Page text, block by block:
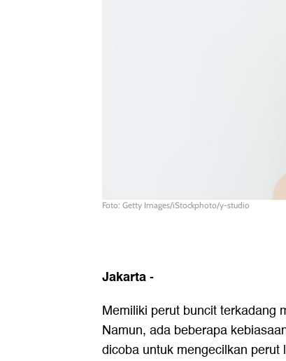
Foto: Getty Images/iStockphoto/y-studio
Jakarta-
Memiliki perut buncit terkadang
Namun, ada beberapa
dicoba untuk mengecilkan perut